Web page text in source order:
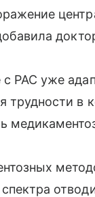
РАС уже
трудности в